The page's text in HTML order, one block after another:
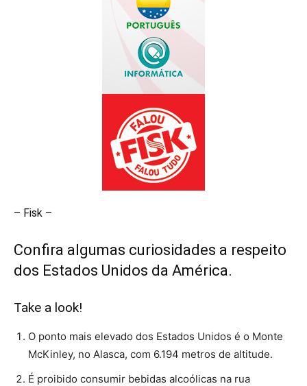
– Fisk –
Confira algumas curiosidades a respeito
dos Estados Unidos da América.
Take a look!
O ponto mais elevado dos Estados Unidos é o Monte
McKinley, no Alasca, com 6.194 metros de altitude.
É proibido consumir bebidas alcoólicas na rua